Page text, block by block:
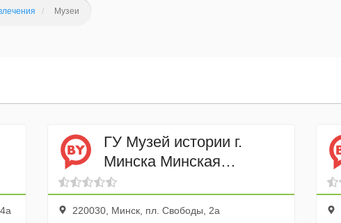
Музеи
ГУ Музей истории г.
Минска Минская
городская ратуша
220030, Минск, пл. Свободы, 2а